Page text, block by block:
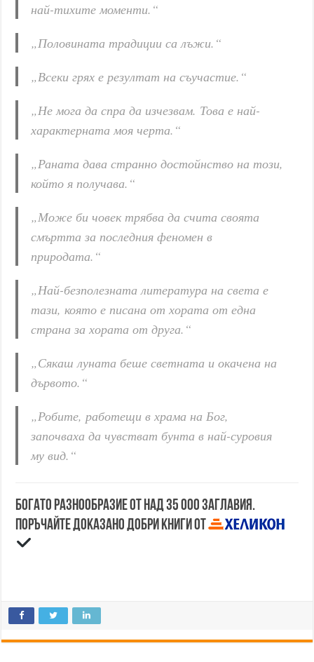
най-тихите моменти.“
„Половината традиции са лъжи.“
„Всеки грях е резултат на съучастие.“
„Не мога да спра да изчезвам. Това е най-
характерната моя черта.“
„Раната дава странно достойнство на този,
който я получава.“
„Може би човек трябва да счита своята
смъртта за последния феномен в
природата.“
„Най-безполезната литература на света е
тази, която е писана от хората от една
страна за хората от друга.“
„Сякаш луната беше светната и окачена на
дървото.“
„Робите, работещи в храма на Бог,
започваха да чувстват бунта в най-суровия
му вид.“
Богато разнообразие от над 35 000 заглавия.
Поръчайте доказано добри книги от